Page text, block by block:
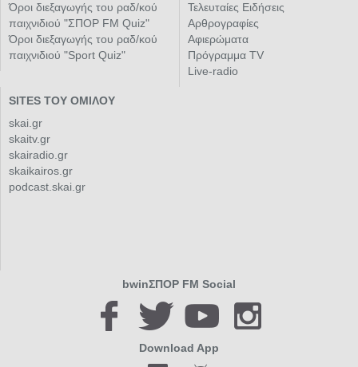
Όροι διεξαγωγής του ραδ/κού
παιχνιδιού "ΣΠΟΡ FM Quiz"
Όροι διεξαγωγής του ραδ/κού
παιχνιδιού "Sport Quiz"
Τελευταίες Ειδήσεις
Αρθρογραφίες
Αφιερώματα
Πρόγραμμα TV
Live-radio
SITES ΤΟΥ ΟΜΙΛΟΥ
skai.gr
skaitv.gr
skairadio.gr
skaikairos.gr
podcast.skai.gr
bwinΣΠΟΡ FM Social
Download App